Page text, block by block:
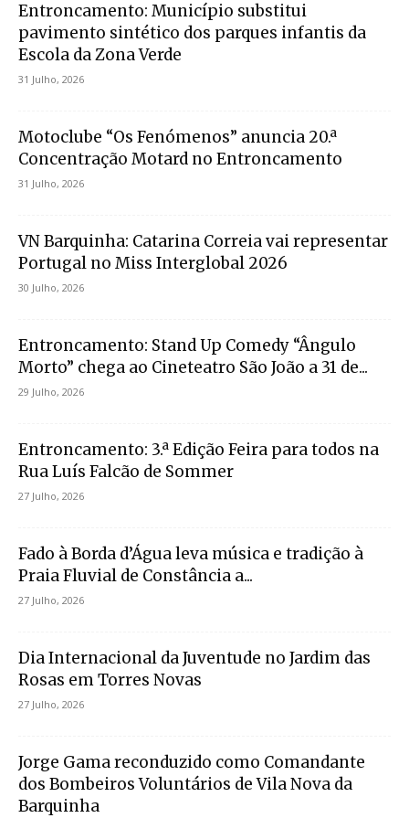
Entroncamento: Município substitui
pavimento sintético dos parques infantis da
Escola da Zona Verde
31 Julho, 2026
Motoclube “Os Fenómenos” anuncia 20.ª
Concentração Motard no Entroncamento
31 Julho, 2026
VN Barquinha: Catarina Correia vai representar
Portugal no Miss Interglobal 2026
30 Julho, 2026
Entroncamento: Stand Up Comedy “Ângulo
Morto” chega ao Cineteatro São João a 31 de...
29 Julho, 2026
Entroncamento: 3.ª Edição Feira para todos na
Rua Luís Falcão de Sommer
27 Julho, 2026
Fado à Borda d’Água leva música e tradição à
Praia Fluvial de Constância a...
27 Julho, 2026
Dia Internacional da Juventude no Jardim das
Rosas em Torres Novas
27 Julho, 2026
Jorge Gama reconduzido como Comandante
dos Bombeiros Voluntários de Vila Nova da
Barquinha